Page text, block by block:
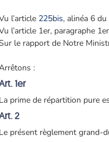
l’article 225bis, alinéa 6
l’article 1er, paragraphe
le rapport de Notre
:
1er
La prime de répartition pure
2
Le présent règlement grand-